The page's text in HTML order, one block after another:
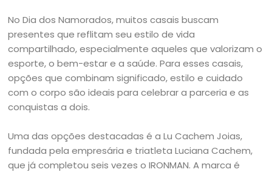
No Dia dos Namorados, muitos casais buscam
presentes que reflitam seu estilo de vida
compartilhado, especialmente aqueles que valorizam o
esporte, o bem-estar e a saúde. Para esses casais,
opções que combinam significado, estilo e cuidado
com o corpo são ideais para celebrar a parceria e as
conquistas a dois.
Uma das opções destacadas é a Lu Cachem Joias,
fundada pela empresária e triatleta Luciana Cachem,
que já completou seis vezes o IRONMAN. A marca é